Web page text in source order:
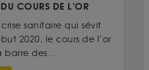
COURS DE L’OR
sanitaire qui sévit
2020, le cours de l’or
barre des...